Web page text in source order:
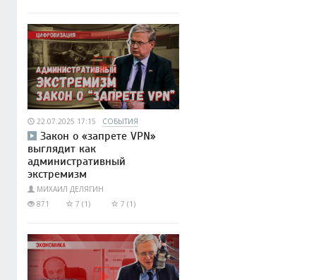
22.07.2025 17:15 СОБЫТИЯ
Закон о «запрете VPN»
выглядит как
административный
экстремизм
МИХАИЛ ДЕЛЯГИН
871
7 (1) 7 (1)